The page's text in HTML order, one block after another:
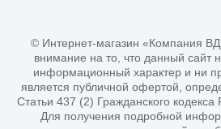
© Интернет-магазин «Компания
внимание на то, что данный сайт
информационный характер и ни
является публичной офертой,
Статьи 437 (2) Гражданского
Для получения подробной